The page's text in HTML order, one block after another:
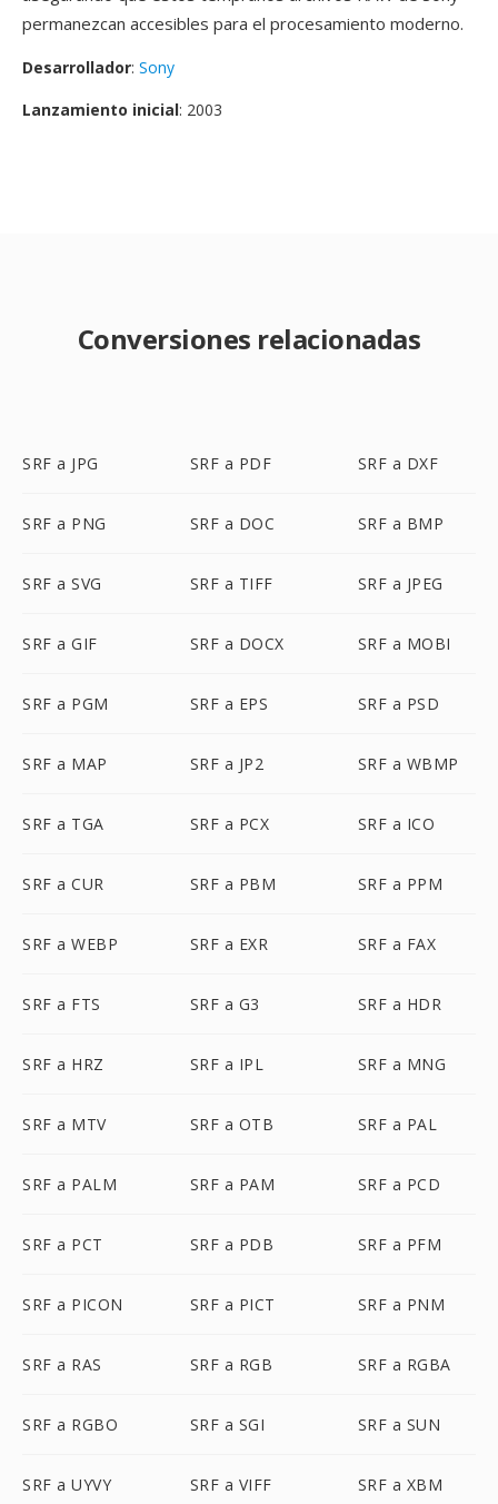
permanezcan accesibles para el procesamiento moderno.
Desarrollador: Sony
Lanzamiento inicial: 2003
Conversiones relacionadas
SRF a JPG SRF a PDF SRF a DXF
SRF a PNG SRF a DOC SRF a BMP
SRF a SVG SRF a TIFF SRF a JPEG
SRF a GIF SRF a DOCX SRF a MOBI
SRF a PGM SRF a EPS SRF a PSD
SRF a MAP SRF a JP2 SRF a WBMP
SRF a TGA SRF a PCX SRF a ICO
SRF a CUR SRF a PBM SRF a PPM
SRF a WEBP SRF a EXR SRF a FAX
SRF a FTS SRF a G3 SRF a HDR
SRF a HRZ SRF a IPL SRF a MNG
SRF a MTV SRF a OTB SRF a PAL
SRF a PALM SRF a PAM SRF a PCD
SRF a PCT SRF a PDB SRF a PFM
SRF a PICON SRF a PICT SRF a PNM
SRF a RAS SRF a RGB SRF a RGBA
SRF a RGBO SRF a SGI SRF a SUN
SRF a UYVY SRF a VIFF SRF a XBM